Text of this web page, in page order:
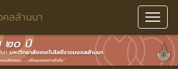
คลล้านนา